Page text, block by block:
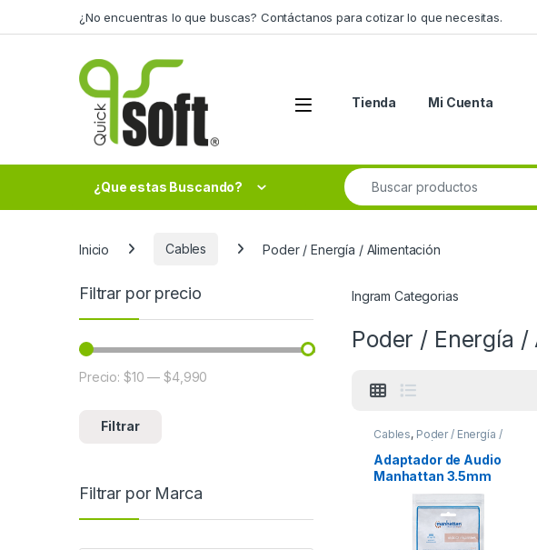
¿No encuentras lo que buscas? Contáctanos para cotizar lo que necesitas.
Tienda Mi Cuenta
¿Que estas Buscando?
Search for:
Inicio Cables Poder / Energía / Alimentación
Ingram Categorias
Poder / Energía
Cables, Poder / Energía /
Alimentación
Adaptador de Audio
Manhattan 3.5mm
Macho – 2x 3.5mm
Hembra, Blanco H.
Filtrar por precio
Precio mínimo
Precio máximo
Filtrar
Precio: $10 —$4,990
Filtrar por Marca